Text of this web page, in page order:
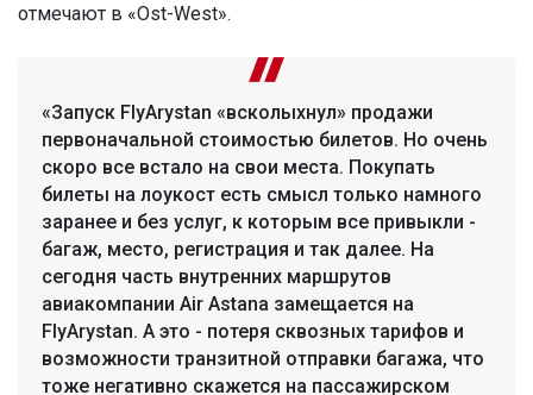
отмечают в «Ost-West».
«Запуск FlyArystan «всколыхнул» продажи
первоначальной стоимостью билетов. Но очень
скоро все встало на свои места. Покупать
билеты на лоукост есть смысл только намного
заранее и без услуг, к которым все привыкли -
багаж, место, регистрация и так далее. На
сегодня часть внутренних маршрутов
авиакомпании Air Astana замещается на
FlyArystan. А это - потеря сквозных тарифов и
возможности транзитной отправки багажа, что
тоже негативно скажется на пассажирском